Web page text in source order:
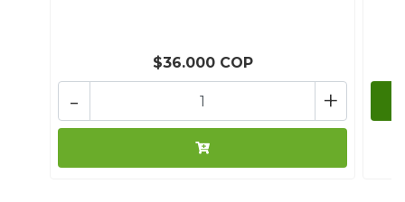
$36.000 COP
+
-